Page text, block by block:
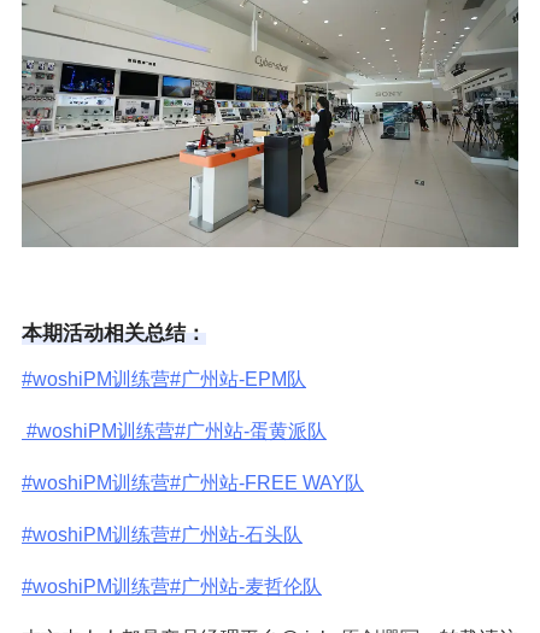
本期活动相关总结：
#woshiPM训练营#广州站-EPM队
#woshiPM训练营#广州站-蛋黄派队
#woshiPM训练营#广州站-FREE WAY队
#woshiPM训练营#广州站-石头队
#woshiPM训练营#广州站-麦哲伦队